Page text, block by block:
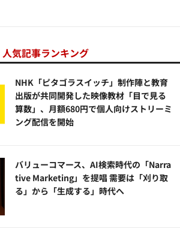
人気記事ランキング
NHK「ピタゴラスイッチ」制作陣と教育
出版が共同開発した映像教材「目で見る
算数」、月額680円で個人向けストリーミ
ング配信を開始
バリューコマース、AI検索時代の「Narra
tive Marketing」を提唱 需要は「刈り取
る」から「生成する」時代へ